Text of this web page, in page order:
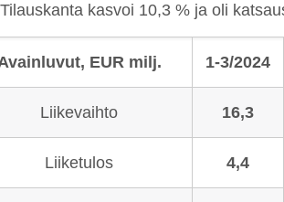
Tilauskanta kasvoi 10,3 % ja oli
EUR milj. 1-3/2024
Liikevaihto 16,3
Liiketulos 4,4